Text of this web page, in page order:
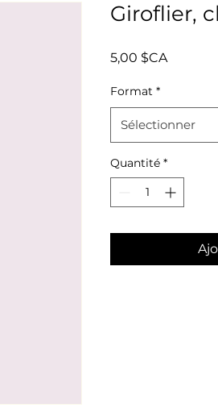
Giroflier,
5,00 $CAPrix
Format *
Sélectionner
Quantité *